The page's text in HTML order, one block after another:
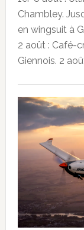
Chambley.
en wingsuit à
2 août : Café-
Giennois. 2